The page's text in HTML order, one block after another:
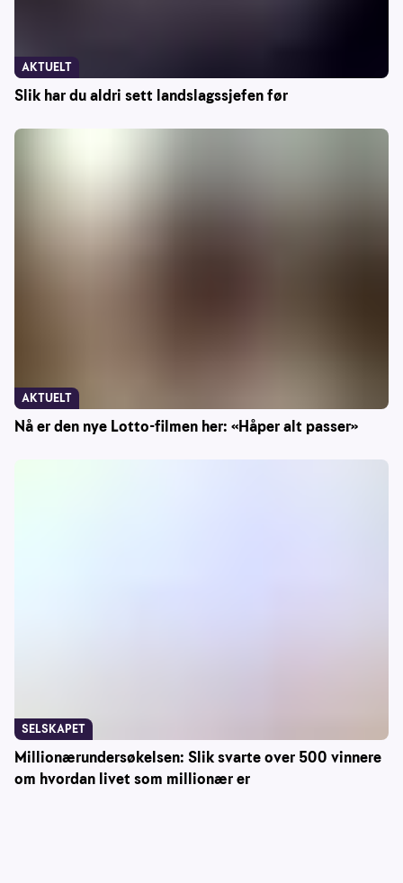
Slik har du aldri sett landslagssjefen før
AKTUELT
Nå er den nye Lotto-filmen her: «Håper alt passer»
AKTUELT
Millionærundersøkelsen: Slik svarte over 500 vinnere
om hvordan livet som millionær er
SELSKAPET